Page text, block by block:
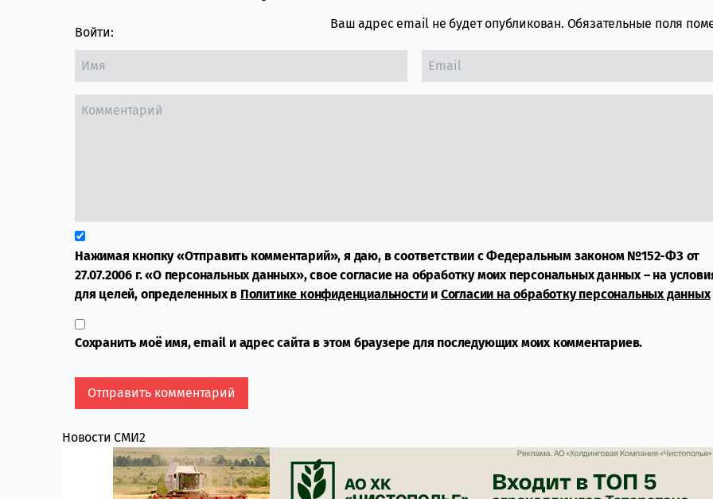
Войти:
Ваш адрес email не будет опубликован. Обязательные поля
Нажимая кнопку «Отправить комментарий», я даю, в соответствии с Федеральным законом №152-ФЗ от
27.07.2006 г. «О персональных данных», свое согласие на обработку моих персональных данных – на
для целей, определенных в Политике конфиденциальностии Согласии на обработку персональных данных
Сохранить моё имя, email и адрес сайта в этом браузере для последующих моих комментариев.
Новости СМИ2